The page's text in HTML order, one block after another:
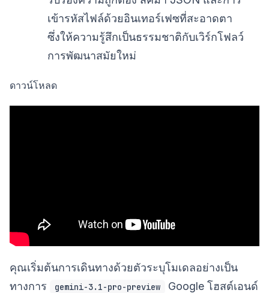
เข้ารหัสไฟล์ด้วยอินเทอร์เฟซที่สะอาดตา
ซึ่งให้ความรู้สึกเป็นธรรมชาติกับเวิร์กโฟลว์
การพัฒนาสมัยใหม่
ดาวน์โหลด
คุณเริ่มต้นการเดินทางด้วยตัวระบุโมเดลอย่างเป็น
ทางการ
gemini-3.1-pro-preview
Google โฮสต์เอนด์